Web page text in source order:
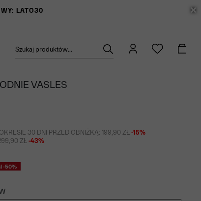
LATO30
Szukaj produktów...
VASLES
30 DNI PRZED OBNIŻKĄ: 199,90 ZŁ -15%
ZŁ -43%
-50%